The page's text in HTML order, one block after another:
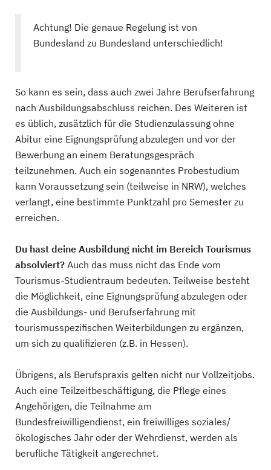
Achtung! Die genaue Regelung ist von
Bundesland zu Bundesland unterschiedlich!
So kann es sein, dass auch zwei Jahre Berufserfahrung
nach Ausbildungsabschluss reichen. Des Weiteren ist
es üblich, zusätzlich für die Studienzulassung ohne
Abitur eine Eignungsprüfung abzulegen und vor der
Bewerbung an einem Beratungsgespräch
teilzunehmen. Auch ein sogenanntes Probestudium
kann Voraussetzung sein (teilweise in NRW), welches
verlangt, eine bestimmte Punktzahl pro Semester zu
erreichen.
Du hast deine Ausbildung nicht im Bereich Tourismus
absolviert? Auch das muss nicht das Ende vom
Tourismus-Studientraum bedeuten. Teilweise besteht
die Möglichkeit, eine Eignungsprüfung abzulegen oder
die Ausbildungs- und Berufserfahrung mit
tourismusspezifischen Weiterbildungen zu ergänzen,
um sich zu qualifizieren (z.B. in Hessen).
Übrigens, als Berufspraxis gelten nicht nur Vollzeitjobs.
Auch eine Teilzeitbeschäftigung, die Pflege eines
Angehörigen, die Teilnahme am
Bundesfreiwilligendienst, ein freiwilliges soziales/
ökologisches Jahr oder der Wehrdienst, werden als
berufliche Tätigkeit angerechnet.